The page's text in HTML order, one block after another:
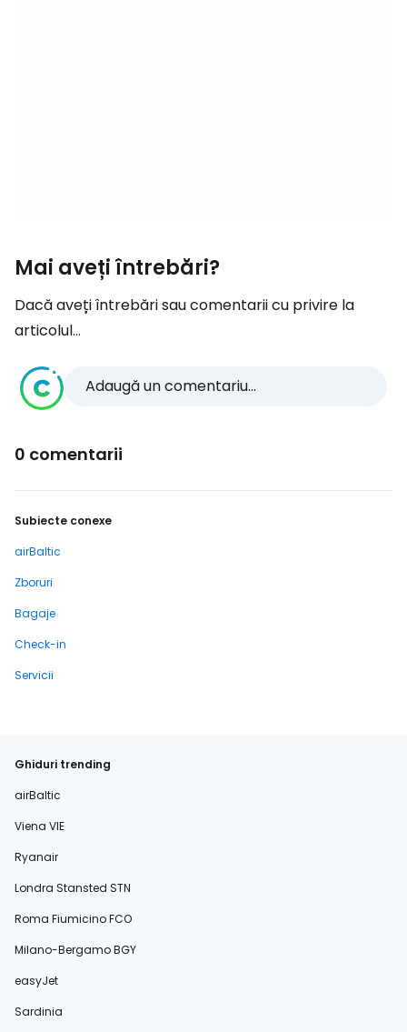
Mai aveți întrebări?
Dacă aveți întrebări sau comentarii cu privire la
articolul...
Adaugă un comentariu...
0 comentarii
Subiecte conexe
airBaltic
Zboruri
Bagaje
Check-in
Servicii
Ghiduri trending
airBaltic
Viena VIE
Ryanair
Londra Stansted STN
Roma Fiumicino FCO
Milano-Bergamo BGY
easyJet
Sardinia